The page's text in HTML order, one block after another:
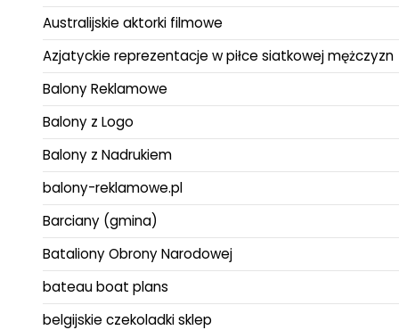
Australijskie aktorki filmowe
Azjatyckie reprezentacje w piłce siatkowej mężczyzn
Balony Reklamowe
Balony z Logo
Balony z Nadrukiem
balony-reklamowe.pl
Barciany (gmina)
Bataliony Obrony Narodowej
bateau boat plans
belgijskie czekoladki sklep